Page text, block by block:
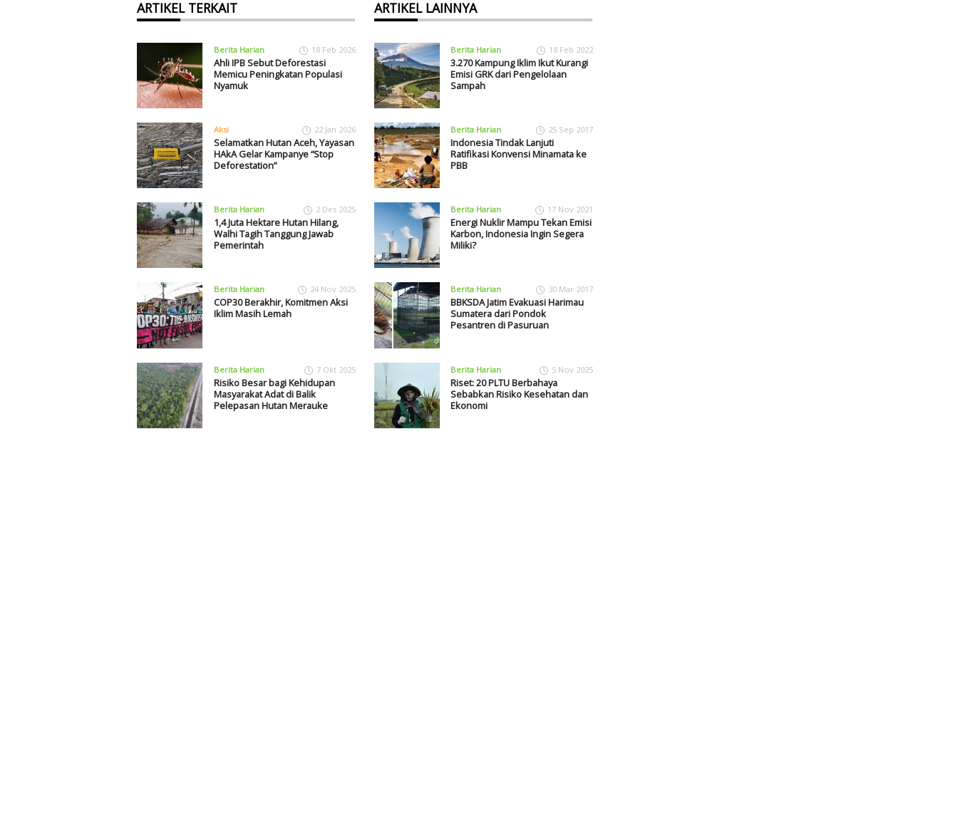
ARTIKEL TERKAIT
Berita Harian 18 Feb 2026
Ahli IPB Sebut Deforestasi
Memicu Peningkatan Populasi
Nyamuk
Aksi 22 Jan 2026
Selamatkan Hutan Aceh, Yayasan
HAkA Gelar Kampanye “Stop
Deforestation”
Berita Harian 2 Des 2025
1,4 Juta Hektare Hutan Hilang,
Walhi Tagih Tanggung Jawab
Pemerintah
Berita Harian 24 Nov 2025
COP30 Berakhir, Komitmen Aksi
Iklim Masih Lemah
Berita Harian 7 Okt 2025
Risiko Besar bagi Kehidupan
Masyarakat Adat di Balik
Pelepasan Hutan Merauke
ARTIKEL LAINNYA
Berita Harian 18 Feb 2022
3.270 Kampung Iklim Ikut Kurangi
Emisi GRK dari Pengelolaan
Sampah
Berita Harian 25 Sep 2017
Indonesia Tindak Lanjuti
Ratifikasi Konvensi Minamata ke
PBB
Berita Harian 17 Nov 2021
Energi Nuklir Mampu Tekan Emisi
Karbon, Indonesia Ingin Segera
Miliki?
Berita Harian 30 Mar 2017
BBKSDA Jatim Evakuasi Harimau
Sumatera dari Pondok
Pesantren di Pasuruan
Berita Harian 5 Nov 2025
Riset: 20 PLTU Berbahaya
Sebabkan Risiko Kesehatan dan
Ekonomi